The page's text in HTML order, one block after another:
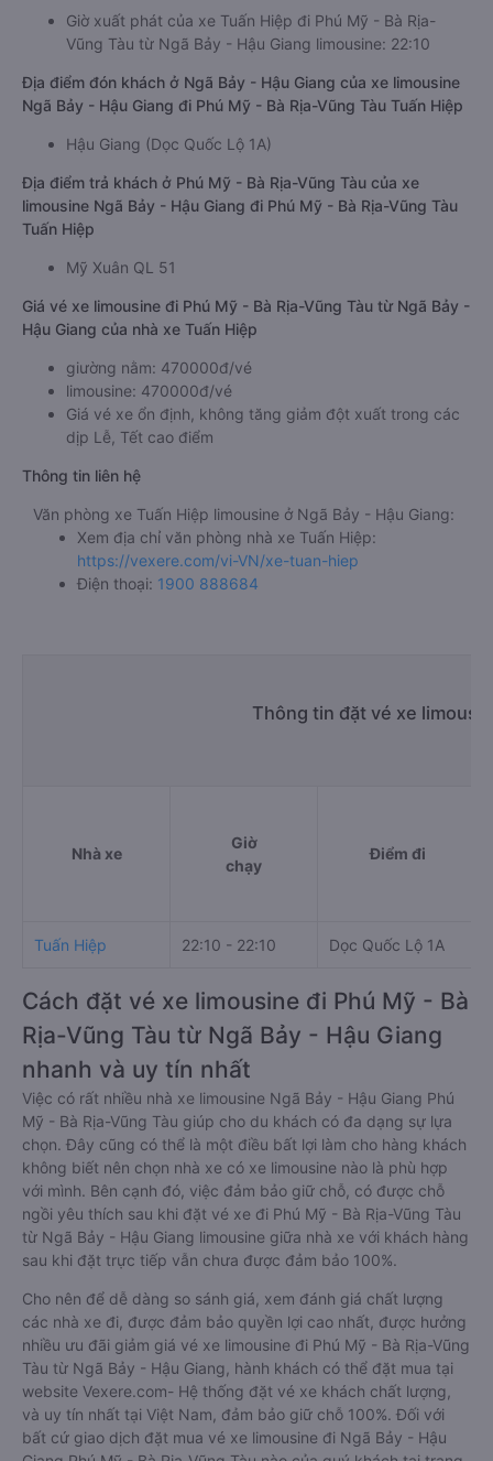
Giờ xuất phát của xe Tuấn Hiệp đi Phú Mỹ - Bà Rịa-
Vũng Tàu từ Ngã Bảy - Hậu Giang limousine: 22:10
Địa điểm đón khách ở Ngã Bảy - Hậu Giang của xe limousine
Ngã Bảy - Hậu Giang đi Phú Mỹ - Bà Rịa-Vũng Tàu Tuấn Hiệp
Hậu Giang (Dọc Quốc Lộ 1A)
Địa điểm trả khách ở Phú Mỹ - Bà Rịa-Vũng Tàu của xe
limousine Ngã Bảy - Hậu Giang đi Phú Mỹ - Bà Rịa-Vũng Tàu
Tuấn Hiệp
Mỹ Xuân QL 51
Giá vé xe limousine đi Phú Mỹ - Bà Rịa-Vũng Tàu từ Ngã Bảy -
Hậu Giang của nhà xe Tuấn Hiệp
giường nằm: 470000đ/vé
limousine: 470000đ/vé
Giá vé xe ổn định, không tăng giảm đột xuất trong các
dịp Lễ, Tết cao điểm
Thông tin liên hệ
Văn phòng xe Tuấn Hiệp limousine ở Ngã Bảy - Hậu Giang:
Xem địa chỉ văn phòng nhà xe Tuấn Hiệp:
https://vexere.com/vi-VN/xe-tuan-hiep
Điện thoại: 1900 888684
Thông tin đặt vé xe
Nhà xe
Giờ
chạy
Điểm đi
Tuấn Hiệp 22:10 - 22:10 Dọc Quốc Lộ 1A
Cách đặt vé xe limousine đi Phú Mỹ - Bà
Rịa-Vũng Tàu từ Ngã Bảy - Hậu Giang
nhanh và uy tín nhất
Việc có rất nhiều nhà xe limousine Ngã Bảy - Hậu Giang Phú
Mỹ - Bà Rịa-Vũng Tàu giúp cho du khách có đa dạng sự lựa
chọn. Đây cũng có thể là một điều bất lợi làm cho hàng khách
không biết nên chọn nhà xe có xe limousine nào là phù hợp
với mình. Bên cạnh đó, việc đảm bảo giữ chỗ, có được chỗ
ngồi yêu thích sau khi đặt vé xe đi Phú Mỹ - Bà Rịa-Vũng Tàu
từ Ngã Bảy - Hậu Giang limousine giữa nhà xe với khách hàng
sau khi đặt trực tiếp vẫn chưa được đảm bảo 100%.
Cho nên để dễ dàng so sánh giá, xem đánh giá chất lượng
các nhà xe đi, được đảm bảo quyền lợi cao nhất, được hưởng
nhiều ưu đãi giảm giá vé xe limousine đi Phú Mỹ - Bà Rịa-Vũng
Tàu từ Ngã Bảy - Hậu Giang, hành khách có thể đặt mua tại
website Vexere.com- Hệ thống đặt vé xe khách chất lượng,
và uy tín nhất tại Việt Nam, đảm bảo giữ chỗ 100%. Đối với
bất cứ giao dịch đặt mua vé xe limousine đi Ngã Bảy - Hậu